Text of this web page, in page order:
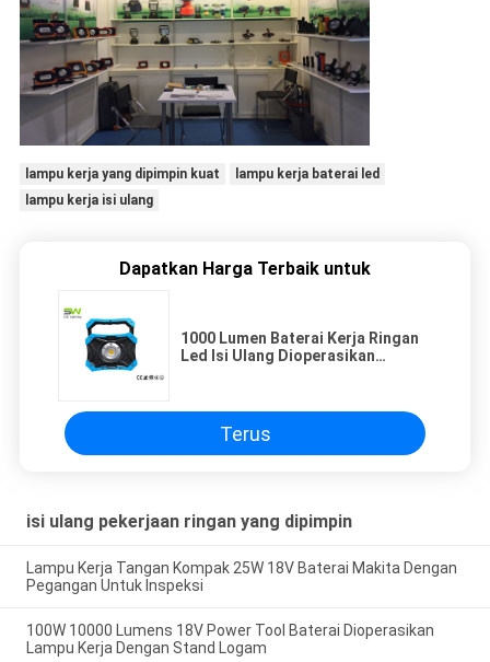
lampu kerja yang dipimpin kuat
lampu kerja baterai led
lampu kerja isi ulang
Dapatkan Harga Terbaik untuk
1000 Lumen Baterai Kerja Ringan
Led Isi Ulang Dioperasikan
Terus
isi ulang pekerjaan ringan yang dipimpin
Lampu Kerja Tangan Kompak 25W 18V Baterai Makita Dengan
Pegangan Untuk Inspeksi
100W 10000 Lumens 18V Power Tool Baterai Dioperasikan
Lampu Kerja Dengan Stand Logam